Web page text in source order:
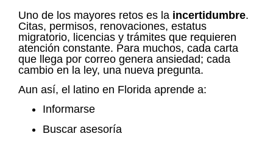
Uno de los mayores retos es la incertidumbre.
Citas, permisos, renovaciones, estatus
migratorio, licencias y trámites que requieren
atención constante. Para muchos, cada carta
que llega por correo genera ansiedad; cada
cambio en la ley, una nueva pregunta.
Aun así, el latino en Florida aprende a:
Informarse
Buscar asesoría